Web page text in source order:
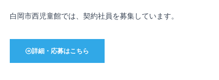
白岡市西児童館では、契約社員を募集しています。
詳細・応募はこちら